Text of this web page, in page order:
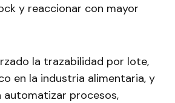
y reaccionar con mayor
la trazabilidad por lote,
en la industria alimentaria, y
automatizar procesos,